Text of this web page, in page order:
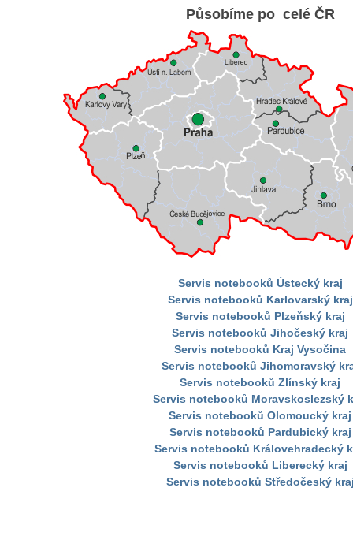
Působíme po celé ČR
Servis notebooků Ústecký kraj
Servis notebooků Karlovarský kraj
Servis notebooků Plzeňský kraj
Servis notebooků Jihočeský kraj
Servis notebooků Kraj Vysočina
Servis notebooků Jihomoravský
Servis notebooků Zlínský kraj
Servis notebooků Moravskoslezský
Servis notebooků Olomoucký kraj
Servis notebooků Pardubický kraj
Servis notebooků Královehradecký
Servis notebooků Liberecký kraj
Servis notebooků Středočeský